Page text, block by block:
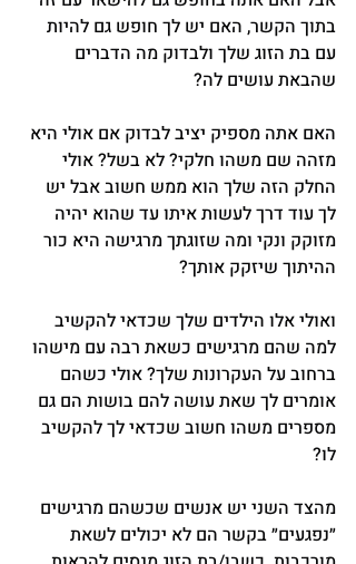
בתוך הקשר, האם יש לך חופש גם להיות
עם בת הזוג שלך ולבדוק מה הדברים
שהבאת עושים לה?
האם אתה מספיק יציב לבדוק אם אולי היא
מזהה שם משהו חלקי? לא בשל? אולי
החלק הזה שלך הוא ממש חשוב אבל יש
לך עוד דרך לעשות איתו עד שהוא יהיה
מזוקק ונקי ומה שזוגתך מרגישה היא כור
ההיתוך שיזקק אותך?
ואולי אלו הילדים שלך שכדאי להקשיב
למה שהם מרגישים כשאת רבה עם מישהו
ברחוב על העקרונות שלך? אולי כשהם
אומרים לך שאת עושה להם בושות הם גם
מספרים משהו חשוב שכדאי לך להקשיב
לו?
מהצד השני יש אנשים שכשהם מרגישים
״נפגעים״ בקשר הם לא יכולים לשאת